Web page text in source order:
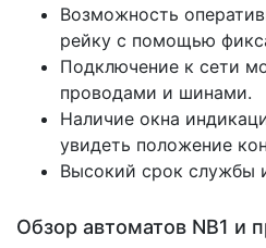
Возможность
рейку с помощью
Подключение к сети
проводами и шинами.
Наличие окна
увидеть положение
Высокий срок службы
Обзор автоматов NB1 и